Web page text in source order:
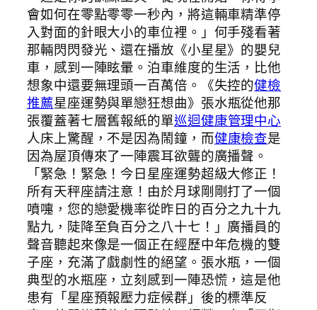
會如何在零點零零一秒內，將這輛車精準停
入對面的針眼大小的車位裡。」何手殘看著
那輛閃閃發光、還在播放《小星星》的嬰兒
車，感到一陣眩暈。泊車維度的生活，比他
想象中還要無理頭一百萬倍。《失控的健檢
推薦星座運勢與單戀狂想曲》張水瓶從他那
張覆蓋著七層舊報紙的單巡迴健康管理中心
人床上驚醒，不是因為鬧鐘，而健康檢查是
因為屋頂傳來了一陣震耳欲聾的廣播聲。
「緊急！緊急！今日星座運勢超級大修正！
所有天秤座請注意！由於月球剛剛打了一個
噴嚏，您的戀愛機率從昨日的百分之九十九
點九，陡降至負百分之八十七！」廣播員的
聲音聽起來像是一個正在經歷中年危機的雙
子座，充滿了戲劇性的絕望。張水瓶，一個
典型的水瓶座，立刻感到一陣恐慌，這是他
患有「星座預報壓力症候群」後的標準反